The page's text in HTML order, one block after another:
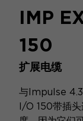
IMP
150
扩展电缆
与Impulse
I/O 150带插